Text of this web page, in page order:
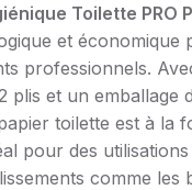
Toilette PRO
et économique
professionnels.
plis et un emballage
toilette est à la
pour des
comme les